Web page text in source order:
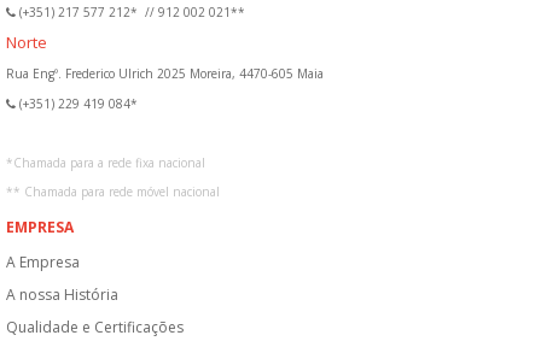
(+351) 217 577 212* // 912 002 021**
Norte
Rua Engº. Frederico Ulrich 2025 Moreira, 4470-605 Maia
(+351) 229 419 084*
*Chamada para a rede fixa nacional
** Chamada para rede móvel nacional
EMPRESA
A Empresa
A nossa História
Qualidade e Certificações